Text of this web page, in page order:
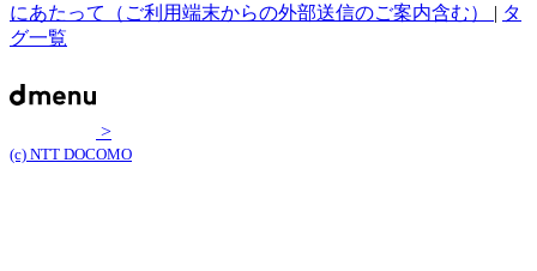
にあたって（ご利用端末からの外部送信のご案内含む） | タ
グ一覧
>
(c) NTT DOCOMO